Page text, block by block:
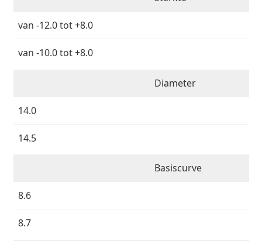
Prada
Alle merken
van -12.0 tot +8.0
van -10.0 tot +8.0
Diameter
14.0
14.5
Basiscurve
8.6
8.7